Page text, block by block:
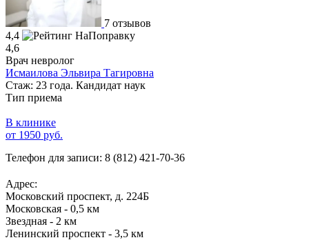
7 отзывов
4,4
4,6
Врач невролог
Исмаилова Эльвира Тагировна
Стаж: 23 года. Кандидат наук
Тип приема
В клинике
от 1950 руб.
Телефон для записи: 8 (812) 421-70-36
Адрес:
Московский проспект, д. 224Б
Московская - 0,5 км
Звездная - 2 км
Ленинский проспект - 3,5 км